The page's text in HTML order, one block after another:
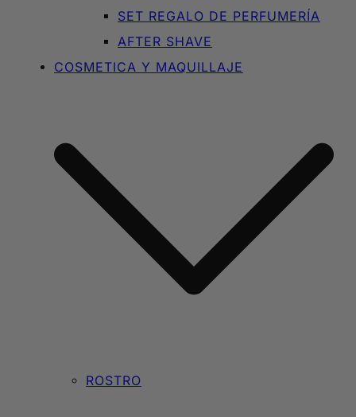
SET REGALO DE PERFUMERÍA
AFTER SHAVE
COSMETICA Y MAQUILLAJE
ROSTRO